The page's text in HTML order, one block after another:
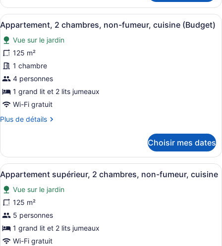
2
chambres,
non-
fumeur,
cuisine
Appartement
Standard,
2
chambres,
non-
fumeur,
cuisine
Afficher
toutes
les
photos
pour
ce
type
de
chambre :
Appartement,
non-
fumeur,
cuisine
(Budget)
Une chambre à coucher
8
Appartement, 2 chambres, non-fumeur, cuisine (Budget)
Vue sur le jardin
125 m²
1 chambre
4 personnes
1 grand lit et 2 lits jumeaux
Wi-Fi gratuit
Plus de détails
Plus
Appartement,
chambres,
non-
fumeur,
cuisine
(Budget)
Choisir mes dates
Afficher
toutes
les
photos
pour
ce
type
Un salon moderne avec un
10
Appartement supérieur, 2 chambres, non-fumeur, cuisine
Vue sur le jardin
125 m²
5 personnes
1 grand lit et 2 lits jumeaux
Wi-Fi gratuit